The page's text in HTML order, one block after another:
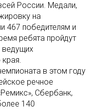
России. Медали,
на
467 победителям и
ребята пройдут
ведущих
в этом году
речное
Сбербанк,
140